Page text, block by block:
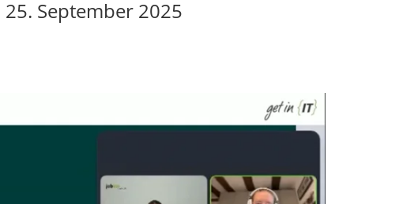
September 2025